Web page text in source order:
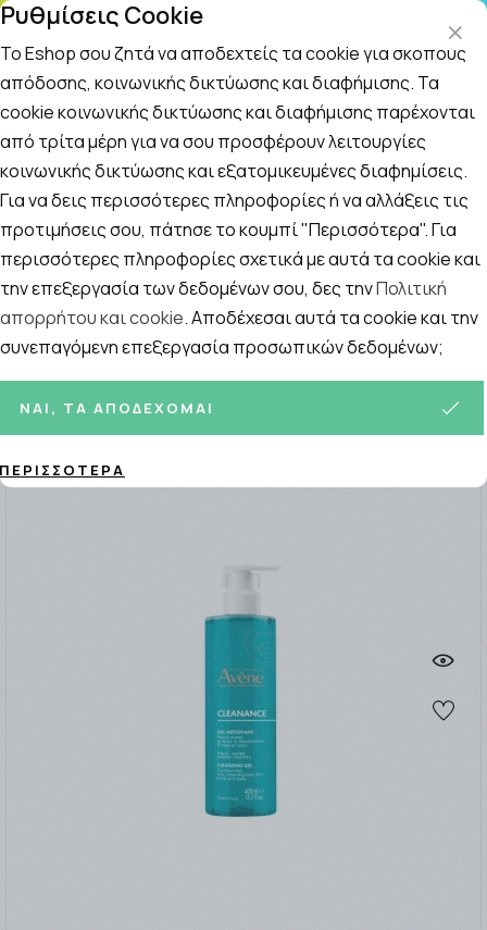
ΤΗΛ. ΠΑΡΑΓΓΕΛΙΕΣ: 210 5148 108
Αναζήτηση
Αρχική / ΑΝΔΡΑΣ / Περιποίηση προσώπου
Περιποίηση προσώπου
Ταξινόμηση Προβολή
Σελίδες:
1 2 3 4 5 »
Ρυθμίσεις Cookie
Το Eshop σου ζητά να αποδεχτείς τα cookie για σκοπούς
απόδοσης, κοινωνικής δικτύωσης και διαφήμισης. Τα
cookie κοινωνικής δικτύωσης και διαφήμισης παρέχονται
από τρίτα μέρη για να σου προσφέρουν λειτουργίες
κοινωνικής δικτύωσης και εξατομικευμένες διαφημίσεις.
Για να δεις περισσότερες πληροφορίες ή να αλλάξεις τις
προτιμήσεις σου, πάτησε το κουμπί "Περισσότερα". Για
περισσότερες πληροφορίες σχετικά με αυτά τα cookie και
την επεξεργασία των δεδομένων σου, δες τηνΠολιτική
απορρήτου και cookie. Αποδέχεσαι αυτά τα cookie και την
συνεπαγόμενη επεξεργασία προσωπικών δεδομένων;
ΝΑΙ, ΤΑ ΑΠΟΔΈΧΟΜΑΙ
ΠΕΡΙΣΣΌΤΕΡΑ